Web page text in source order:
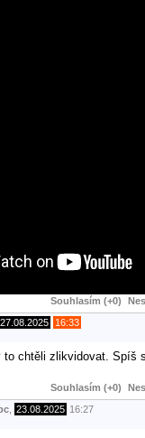
Souhlasím (+0)
27.08.2025 16:33
to chtěli zlikvidovat. Spíš
Souhlasím (+0)
23.08.2025 16:27